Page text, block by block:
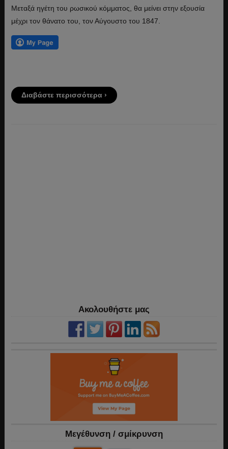
Μεταξά ηγέτη του ρωσικού κόμματος, θα μείνει στην εξουσία
μέχρι τον θάνατο του, τον Αύγουστο του 1847.
Διαβάστε περισσότερα ›
Ακολουθήστε μας
Mεγέθυνση / σμίκρυνση